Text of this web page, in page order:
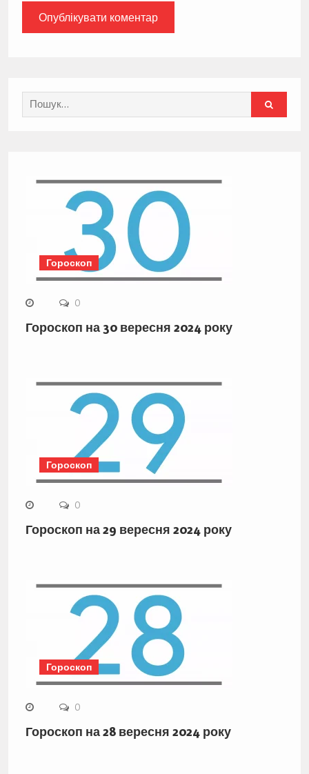
Search
for:
Гороскоп
0
Гороскоп на 30 вересня 2024 року
Гороскоп
0
Гороскоп на 29 вересня 2024 року
Гороскоп
0
Гороскоп на 28 вересня 2024 року